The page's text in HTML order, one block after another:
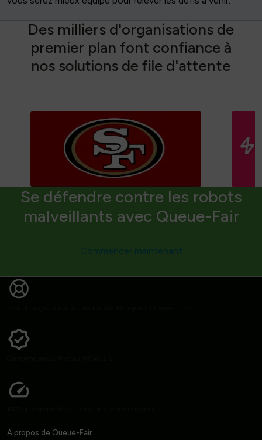
Des milliers d'organisations de
premier plan font confiance à
nos solutions de file d'attente
Se défendre contre les robots
malveillants avec Queue-Fair
A propos de Queue-Fair